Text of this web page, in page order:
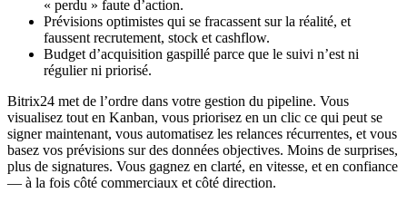
« perdu » faute d’action.
Prévisions optimistes qui se fracassent sur la réalité, et
faussent recrutement, stock et cashflow.
Budget d’acquisition gaspillé parce que le suivi n’est ni
régulier ni priorisé.
Bitrix24 met de l’ordre dans votre gestion du pipeline. Vous
visualisez tout en Kanban, vous priorisez en un clic ce qui peut se
signer maintenant, vous automatisez les relances récurrentes, et vous
basez vos prévisions sur des données objectives. Moins de surprises,
plus de signatures. Vous gagnez en clarté, en vitesse, et en confiance
— à la fois côté commerciaux et côté direction.